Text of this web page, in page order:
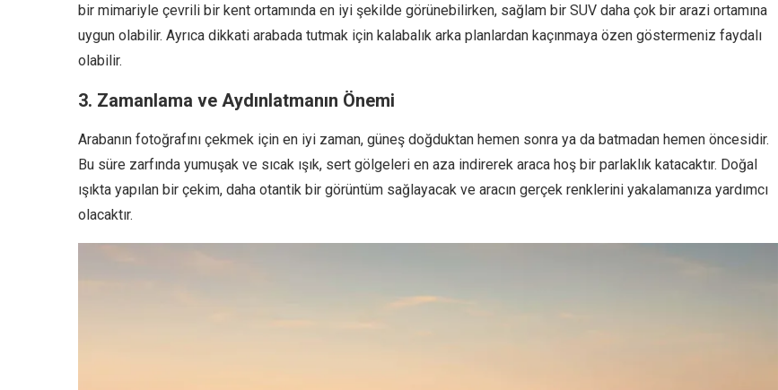
bir mimariyle çevrili bir kent ortamında en iyi şekilde görünebilirken, sağlam bir SUV daha çok bir arazi ortamına
uygun olabilir. Ayrıca dikkati arabada tutmak için kalabalık arka planlardan kaçınmaya özen göstermeniz faydalı
olabilir.
3. Zamanlama ve Aydınlatmanın Önemi
Arabanın fotoğrafını çekmek için en iyi zaman, güneş doğduktan hemen sonra ya da batmadan hemen öncesidir.
Bu süre zarfında yumuşak ve sıcak ışık, sert gölgeleri en aza indirerek araca hoş bir parlaklık katacaktır. Doğal
ışıkta yapılan bir çekim, daha otantik bir görüntüm sağlayacak ve aracın gerçek renklerini yakalamanıza yardımcı
olacaktır.